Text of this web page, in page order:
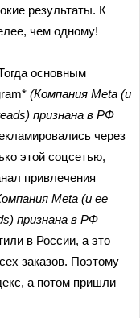
результаты. К
чем одному!
основным
(Компания Meta (и
признана в РФ
через
этой соцсетью,
привлечения
Meta (и ее
признана в РФ
в России, а это
заказов. Поэтому
а потом пришли